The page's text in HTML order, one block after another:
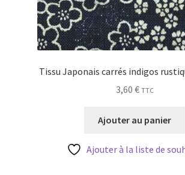
Tissu Japonais carrés indigos
3,60 € TTC
Ajouter au panier
Ajouter à la liste de